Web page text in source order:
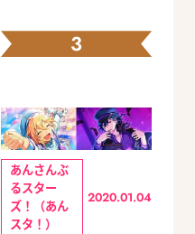
3
あんさんぶ
るスター
ズ！（あん
スタ！）
2020.01.04